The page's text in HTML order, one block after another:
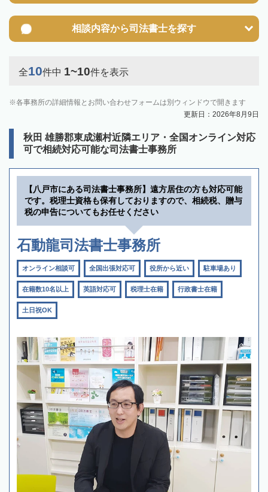
相談内容から司法書士を探す
全10件中 1~10件を表示
各事務所の詳細情報とお問い合わせフォームは別ウィンドウで開きます
更新日：2026年8月9日
秋田 雄勝郡東成瀬村近隣エリア・全国オンライン対応
可で相続対応可能な司法書士事務所
【八戸市にある司法書士事務所】遠方居住の方も対応可能
です。税理士資格も保有しておりますので、相続税、贈与
税の申告についてもお任せください
石動龍司法書士事務所
オンライン相談可 全国出張対応可 役所から近い 駐車場あり
在籍数10名以上 英語対応可 税理士在籍 行政書士在籍
土日祝OK